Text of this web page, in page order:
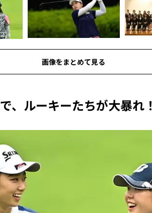
画像をまとめて見る
、ルーキーたちが大暴れ！